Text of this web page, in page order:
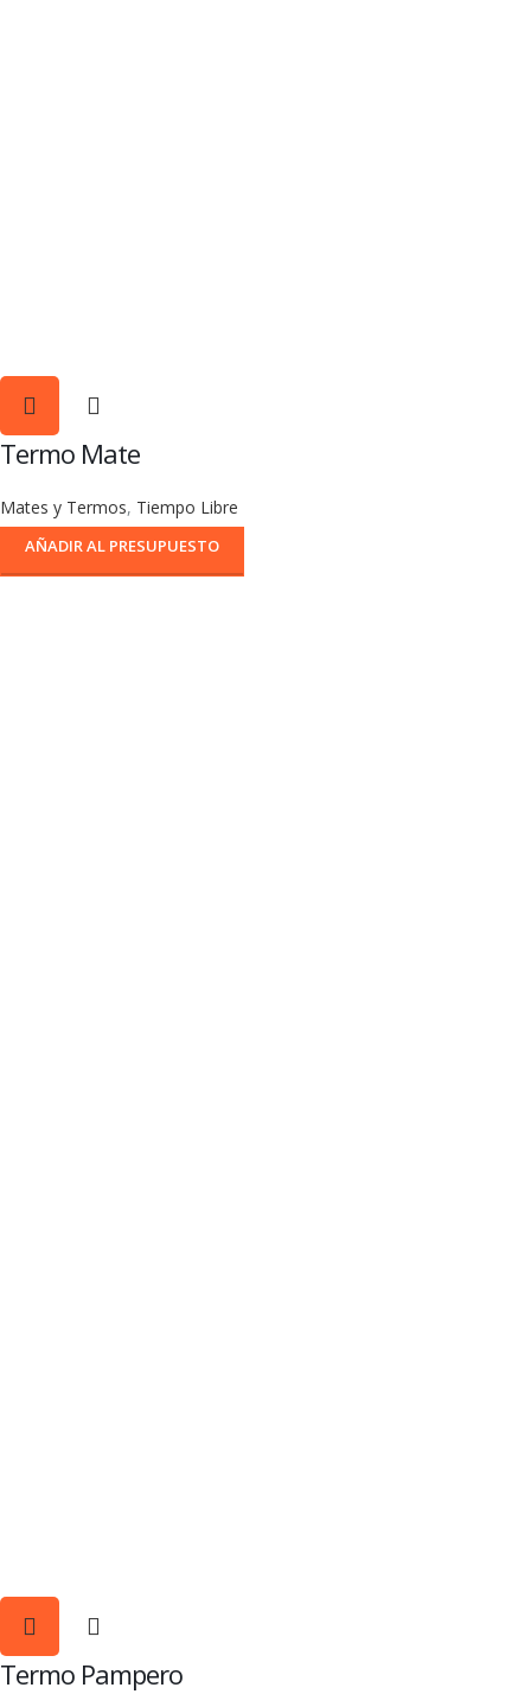
Termo Mate
Mates y Termos, Tiempo Libre
AÑADIR AL PRESUPUESTO
Termo Pampero